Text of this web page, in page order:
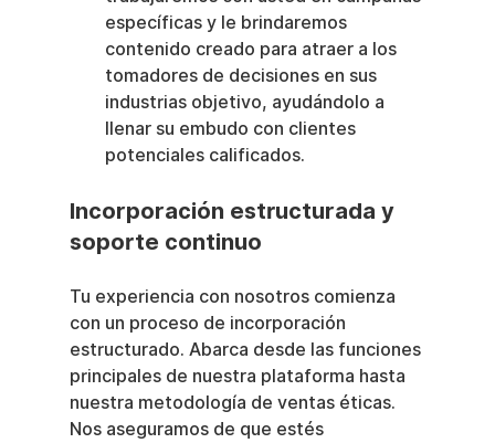
específicas y le brindaremos
contenido creado para atraer a los
tomadores de decisiones en sus
industrias objetivo, ayudándolo a
llenar su embudo con clientes
potenciales calificados.
Incorporación estructurada y
soporte continuo
Tu experiencia con nosotros comienza
con un proceso de incorporación
estructurado. Abarca desde las funciones
principales de nuestra plataforma hasta
nuestra metodología de ventas éticas.
Nos aseguramos de que estés